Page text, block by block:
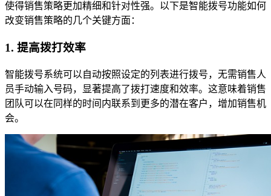
使得销售策略更加精细和针对性强。以下是智能拨号功能如何
改变销售策略的几个关键方面：
1. 提高拨打效率
智能拨号系统可以自动按照设定的列表进行拨号，无需销售人
员手动输入号码，显著提高了拨打速度和效率。这意味着销售
团队可以在同样的时间内联系到更多的潜在客户，增加销售机
会。